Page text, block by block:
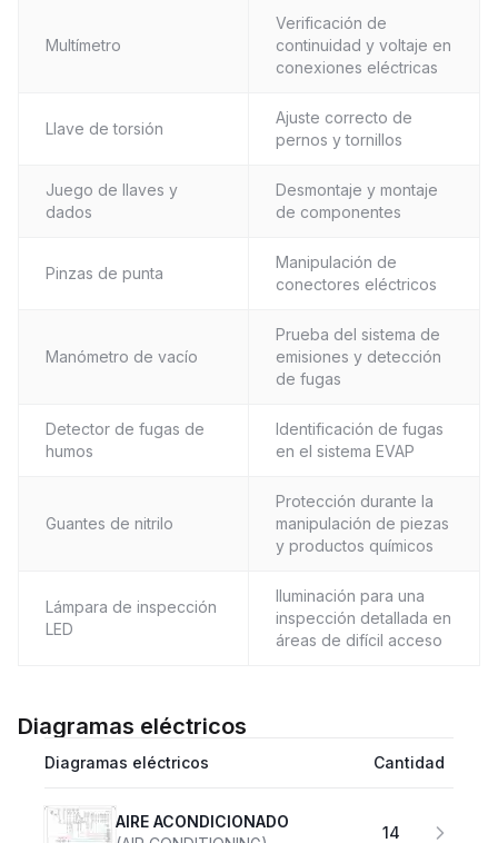
Multímetro
Verificación de
continuidad y voltaje en
conexiones eléctricas
Llave de torsión
Ajuste correcto de
pernos y tornillos
Juego de llaves y
dados
Desmontaje y montaje
de componentes
Pinzas de punta
Manipulación de
conectores eléctricos
Manómetro de vacío
Prueba del sistema de
emisiones y detección
de fugas
Detector de fugas de
humos
Identificación de fugas
en el sistema EVAP
Guantes de nitrilo
Protección durante la
manipulación de piezas
y productos químicos
Lámpara de inspección
LED
Iluminación para una
inspección detallada en
áreas de difícil acceso
Diagramas eléctricos
Diagramas eléctricos Cantidad
AIRE ACONDICIONADO
14